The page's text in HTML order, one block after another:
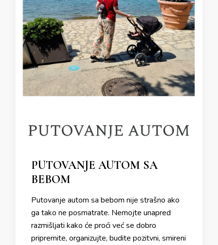
PUTOVANJE AUTOM SA
BEBOM
Putovanje autom sa bebom nije strašno ako
ga tako ne posmatrate. Nemojte unapred
razmišljati kako će proći već se dobro
pripremite, organizujte, budite pozitvni, smireni